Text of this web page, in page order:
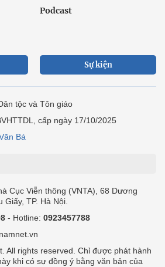
Podcast
Sự kiện
tộc và Tôn giáo
cấp ngày 17/10/2025
Bá
Cục Viễn thông (VNTA), 68 Dương
TP. Hà Nội.
- Hotline: 0923457788
All rights reserved. Chỉ được phát hành
khi có sự đồng ý bằng văn bản của